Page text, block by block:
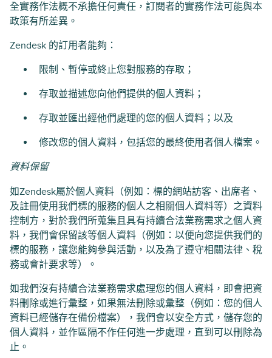
全實務作法概不承擔任何責任，訂閱者的實務作法可能與本
政策有所差異。
Zendesk 的訂用者能夠：
限制、暫停或終止您對服務的存取；
存取並描述您向他們提供的個人資料；
存取並匯出經他們處理的您的個人資料；以及
修改您的個人資料，包括您的最終使用者個人檔案。
資料保留
如Zendesk屬於個人資料（例如：標的網站訪客、出席者、
及註冊使用我們標的服務的個人之相關個人資料等）之資料
控制方，對於我們所蒐集且具有持續合法業務需求之個人資
料，我們會保留該等個人資料（例如：以便向您提供我們的
標的服務，讓您能夠參與活動，以及為了遵守相關法律、稅
務或會計要求等）。
如我們沒有持續合法業務需求處理您的個人資料，即會把資
料刪除或進行彙整，如果無法刪除或彙整（例如：您的個人
資料已經儲存在備份檔案），我們會以安全方式，儲存您的
個人資料，並作區隔不作任何進一步處理，直到可以刪除為
止。